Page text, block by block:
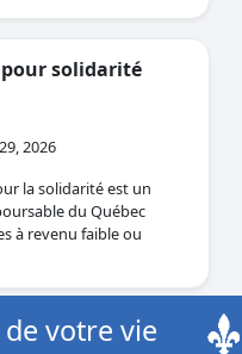
solidarité
2026
la solidarité est un
du Québec
à revenu faible ou
de crédit au
votre vie